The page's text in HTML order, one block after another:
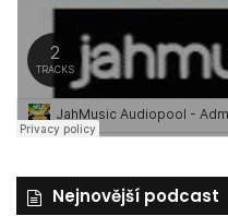
Nejnovější podcast